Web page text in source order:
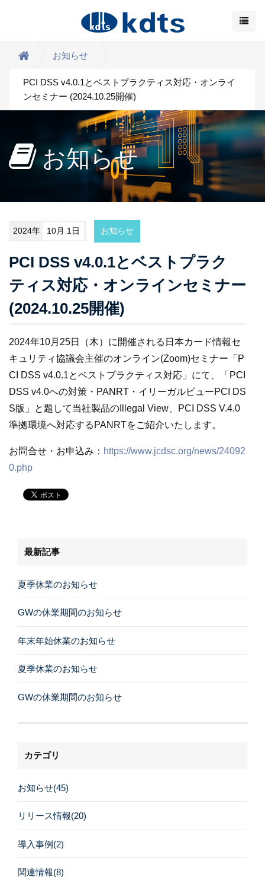
お知らせ
PCI DSS v4.0.1とベストプラクティス対応・オンライ
ンセミナー (2024.10.25開催)
お知らせ
2024年 10月 1日 お知らせ
PCI DSS v4.0.1とベストプラク
ティス対応・オンラインセミナー
(2024.10.25開催)
2024年10月25日（木）に開催される日本カード情報セ
キュリティ協議会主催のオンライン(Zoom)セミナー「P
CI DSS v4.0.1とベストプラクティス対応」にて、「PCI
DSS v4.0への対策・PANRT・イリーガルビューPCI DS
S版」と題して当社製品のIllegal View、PCI DSS V.4.0
準拠環境へ対応するPANRTをご紹介いたします。
お問合せ・お申込み： https://www.jcdsc.org/news/24092
0.php
最新記事
夏季休業のお知らせ
GWの休業期間のお知らせ
年末年始休業のお知らせ
夏季休業のお知らせ
GWの休業期間のお知らせ
カテゴリ
お知らせ(45)
リリース情報(20)
導入事例(2)
関連情報(8)